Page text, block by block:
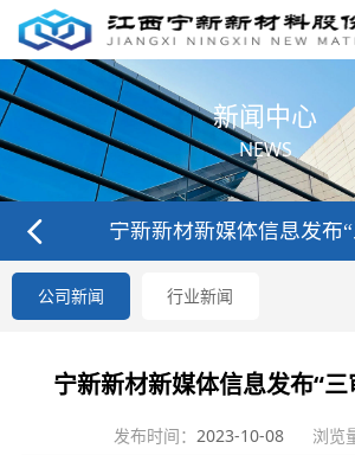
新闻中心
NEWS
公司新闻 行业新闻
宁新新材新媒体信息发布“
发布时间： 2023-10-08 浏览